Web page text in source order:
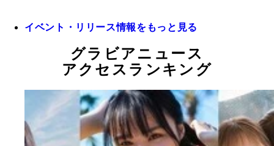
イベント・リリース情報をもっと見る
グラビアニュース
アクセスランキング